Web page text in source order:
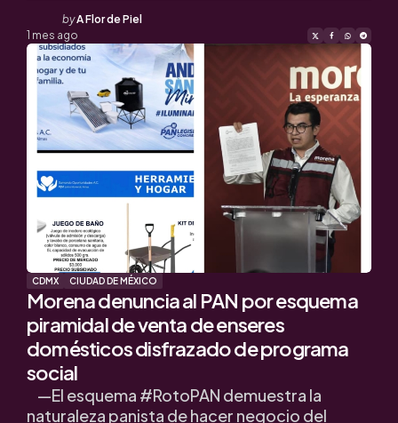
Posted
by
byA Flor de Piel
1 mes ago
CDMX CIUDAD DE MÉXICO
Morena denuncia al PAN por esquema
piramidal de venta de enseres
domésticos disfrazado de programa
social
—El esquema #RotoPAN demuestra la
naturaleza panista de hacer negocio del